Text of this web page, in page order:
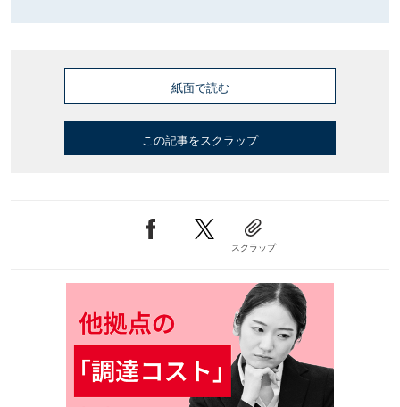
紙面で読む
この記事をスクラップ
スクラップ